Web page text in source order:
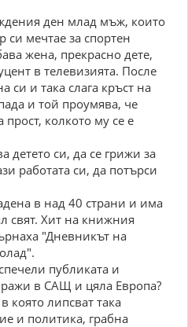
ден млад мъж, които
мечтае за спортен
жена, прекрасно дете,
в телевизията. После
си и така слага кръст на
и той проумява, че
колкото му се е
детето си, да се грижи за
работата си, да потърси
в над 40 страни и има
свят. Хит на книжния
"Дневникът на
публиката и
в САЩ и цяла Европа?
която липсват така
и политика, грабна